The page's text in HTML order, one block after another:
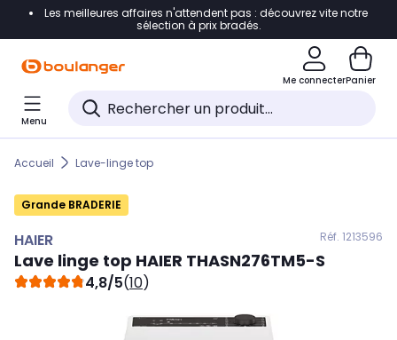
Accéder directement à la navigation
Accéder directement au pied de page
Accéder directement au chatbot
Les meilleures affaires n'attendent pas : découvrez vite notre
sélection à prix bradés.
Me connecterPanier
Menu
Accueil Lave-linge top
Grande BRADERIE
HAIER Réf. 1213596
Lave linge top HAIER THASN276TM5-S
4,8/5(10)